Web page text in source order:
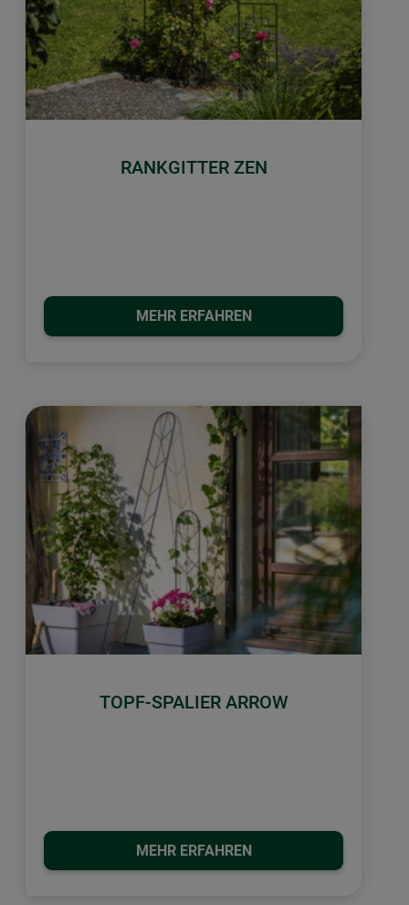
RANKGITTER ZEN
MEHR ERFAHREN
TOPF-SPALIER ARROW
MEHR ERFAHREN